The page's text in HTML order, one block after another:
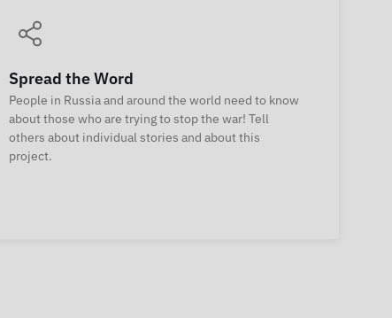
Spread the Word
People in Russia and around the world need to know
about those who are trying to stop the war! Tell
others about individual stories and about this
project.